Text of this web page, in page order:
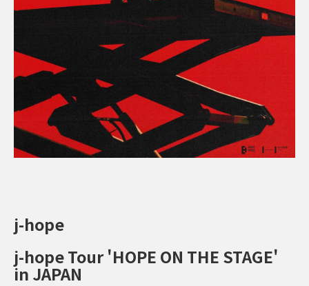
j-hope
j-hope Tour 'HOPE ON THE STAGE'
in JAPAN